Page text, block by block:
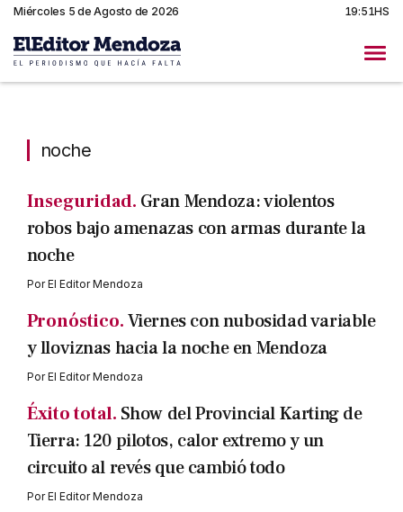
Miércoles 5 de Agosto de 2026 19:51HS
noche
Inseguridad. Gran Mendoza: violentos
robos bajo amenazas con armas durante la
noche
PorEl Editor Mendoza
Pronóstico.Viernes con nubosidad variable
y lloviznas hacia la noche en Mendoza
PorEl Editor Mendoza
Éxito total. Show del Provincial Karting de
Tierra: 120 pilotos, calor extremo y un
circuito al revés que cambió todo
PorEl Editor Mendoza